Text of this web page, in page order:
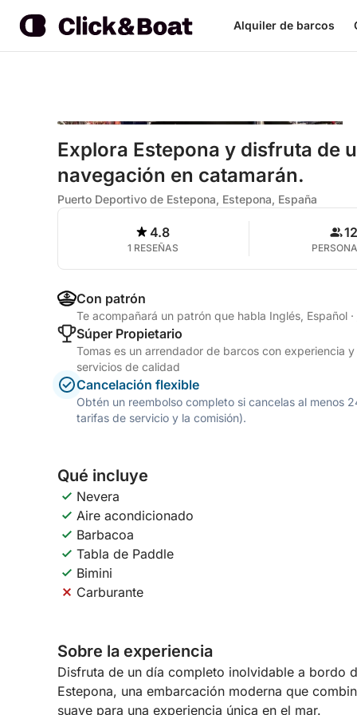
Alquiler de barcos
Explora Estepona y disfruta de
navegación en catamarán.
Puerto Deportivo de Estepona, Estepona, España
4.8
1 RESEÑAS
12
Con patrón
Te acompañará un patrón que habla Inglés, Español ·
Súper Propietario
Tomas es un arrendador de barcos con experiencia
servicios de calidad
Cancelación flexible
Obtén un reembolso completo si cancelas al menos
tarifas de servicio y la comisión).
Qué incluye
Nevera
Aire acondicionado
Barbacoa
Tabla de Paddle
Bimini
Carburante
Sobre la experiencia
Disfruta de un día completo inolvidable a bordo
Estepona, una embarcación moderna que
suave para una experiencia única en el mar.